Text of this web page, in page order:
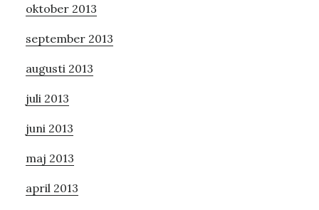
oktober 2013
september 2013
augusti 2013
juli 2013
juni 2013
maj 2013
april 2013